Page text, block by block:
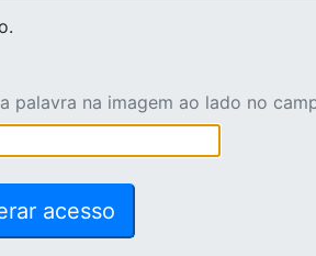
palavra na imagem ao lado no